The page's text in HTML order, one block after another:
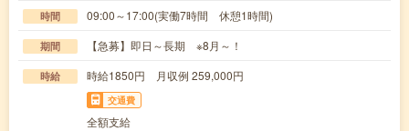
時間 09:00～17:00(実働7時間 休憩1時間)
期間 【急募】即日～長期 ※8月～！
時給 時給1850円 月収例 259,000円
交通費
全額支給